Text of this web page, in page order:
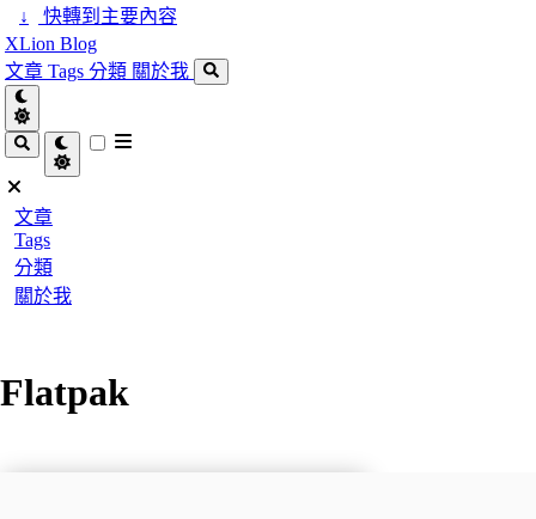
↓
快轉到主要內容
XLion Blog
文章 Tags 分類 關於我
文章
Tags
分類
關於我
Flatpak